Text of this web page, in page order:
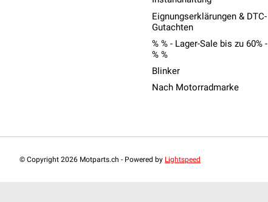
Eignungserklärungen & DTC-
Gutachten
% % - Lager-Sale bis zu 60% -
% %
Blinker
Nach Motorradmarke
© Copyright 2026 Motparts.ch - Powered by Lightspeed